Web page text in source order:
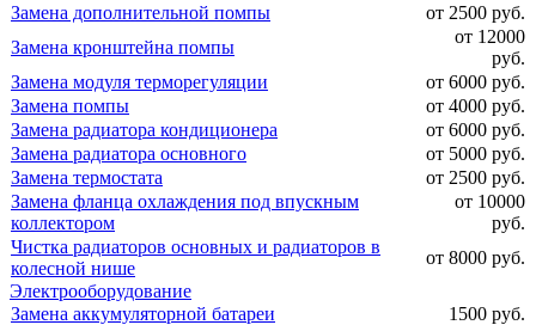
Замена дополнительной помпы
от 2500 руб.
Замена кронштейна помпы
от 12000
руб.
Замена модуля терморегуляции
от 6000 руб.
Замена помпы
от 4000 руб.
Замена радиатора кондиционера
от 6000 руб.
Замена радиатора основного
от 5000 руб.
Замена термостата
от 2500 руб.
Замена фланца охлаждения под впускным
коллектором
от 10000
руб.
Чистка радиаторов основных и радиаторов в
колесной нише
от 8000 руб.
Электрооборудование
Замена аккумуляторной батареи
1500 руб.